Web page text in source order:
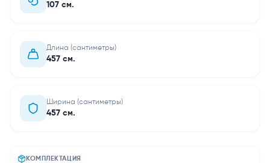
107 см.
Длина (сантиметры)
457 см.
Ширина (сантиметры)
457 см.
КОМПЛЕКТАЦИЯ